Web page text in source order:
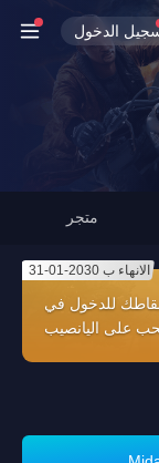
الدخول
متجر
الانهاء ب 2030-01-31
نقاطك للدخول في